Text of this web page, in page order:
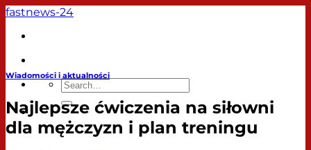
Przewiń
zawartości
fastnews-24
Wiadomości i aktualności
Najlepsze ćwiczenia na siłowni
dla mężczyzn i plan treningu